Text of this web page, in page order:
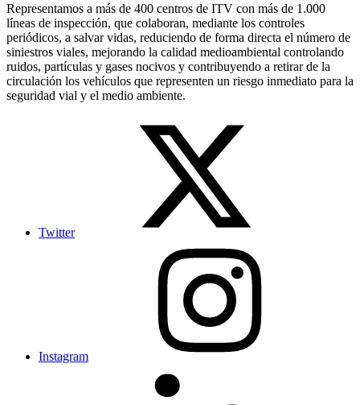
Representamos a más de 400 centros de ITV con más de 1.000
líneas de inspección, que colaboran, mediante los controles
periódicos, a salvar vidas, reduciendo de forma directa el número de
siniestros viales, mejorando la calidad medioambiental controlando
ruidos, partículas y gases nocivos y contribuyendo a retirar de la
circulación los vehículos que representen un riesgo inmediato para la
seguridad vial y el medio ambiente.
Twitter
Instagram